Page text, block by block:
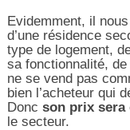
Evidemment, il
d’une résidence
type de logement,
sa fonctionnalité,
ne se vend pas
bien l’acheteur qui
Donc son prix sera
le secteur.